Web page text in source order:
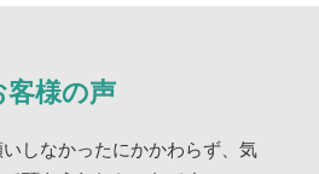
客様の声
しなかったにかかわらず、気